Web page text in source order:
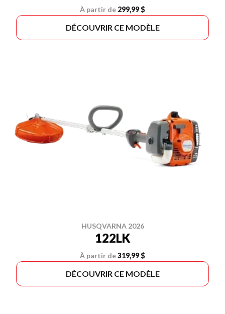
À partir de 299,99 $
DÉCOUVRIR CE MODÈLE
HUSQVARNA 2026
122LK
À partir de319,99 $
DÉCOUVRIR CE MODÈLE